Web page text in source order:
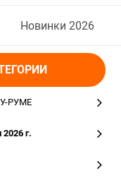
Новинки 2026
РУМЕ
г.